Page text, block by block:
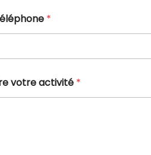
*
votre activité *